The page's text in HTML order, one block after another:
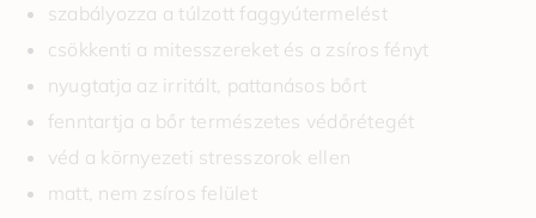
szabályozza a túlzott faggyútermelést
csökkenti a mitesszereket és a zsíros fényt
nyugtatja az irritált, pattanásos bőrt
fenntartja a bőr természetes védőrétegét
véd a környezeti stresszorok ellen
matt, nem zsíros felület